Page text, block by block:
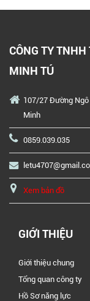
CÔNG TY
MINH TÚ
107/27 Đường Ngô
Minh
0859.039.035
Xem bản đồ
GIỚI THIỆU
Giới thiệu chung
Tổng quan công ty
Hồ Sơ năng lực